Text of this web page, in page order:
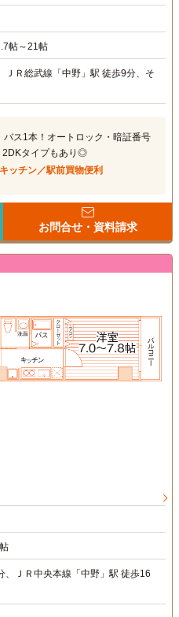
帖～21帖
ＪＲ総武線「中野」駅 徒歩9分、そ
バス1本！オートロック・暗証番号
2DKタイプもあり◎
ッチン／駅前買物便利
お問合せ・資料請求
、ＪＲ中央本線「中野」駅 徒歩16